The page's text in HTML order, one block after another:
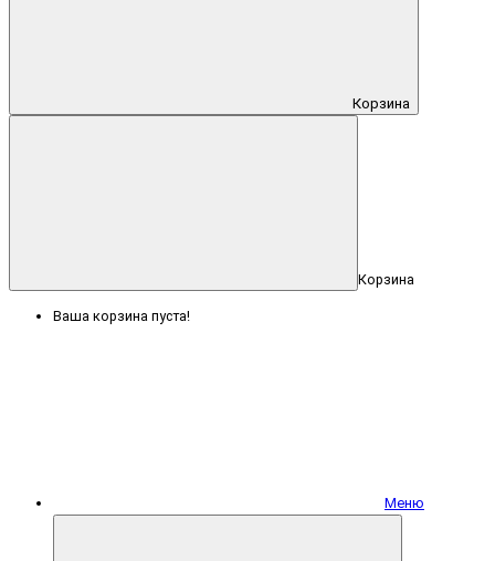
Корзина
Корзина
Ваша корзина пуста!
Меню